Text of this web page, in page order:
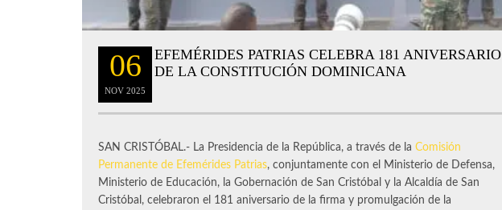
06
NOV 2025
EFEMÉRIDES PATRIAS CELEBRA 181 ANIVERSARIO
DE LA CONSTITUCIÓN DOMINICANA
SAN CRISTÓBAL.- La Presidencia de la República, a través de la Comisión
Permanente de Efemérides Patrias, conjuntamente con el Ministerio de Defensa,
Ministerio de Educación, la Gobernación de San Cristóbal y la Alcaldía de San
Cristóbal, celebraron el 181 aniversario de la firma y promulgación de la